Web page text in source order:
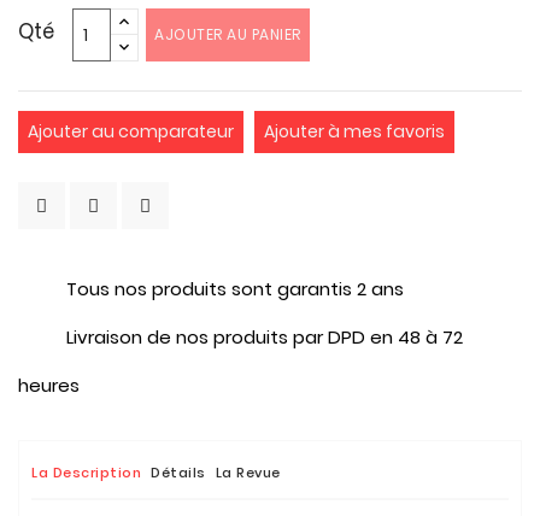
Qté AJOUTER AU PANIER
Ajouter au comparateur Ajouter à mes favoris
Tous nos produits sont garantis 2 ans
Livraison de nos produits par DPD en 48 à 72
heures
La Description Détails La Revue